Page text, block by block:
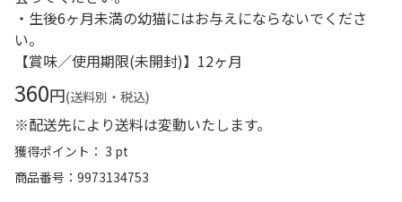
・生後6ヶ月未満の幼猫にはお与えにならないでくださ
い。
【賞味／使用期限(未開封)】12ヶ月
360円(送料別・税込)
※配送先により送料は変動いたします。
獲得ポイント： 3 pt
商品番号
9973134753